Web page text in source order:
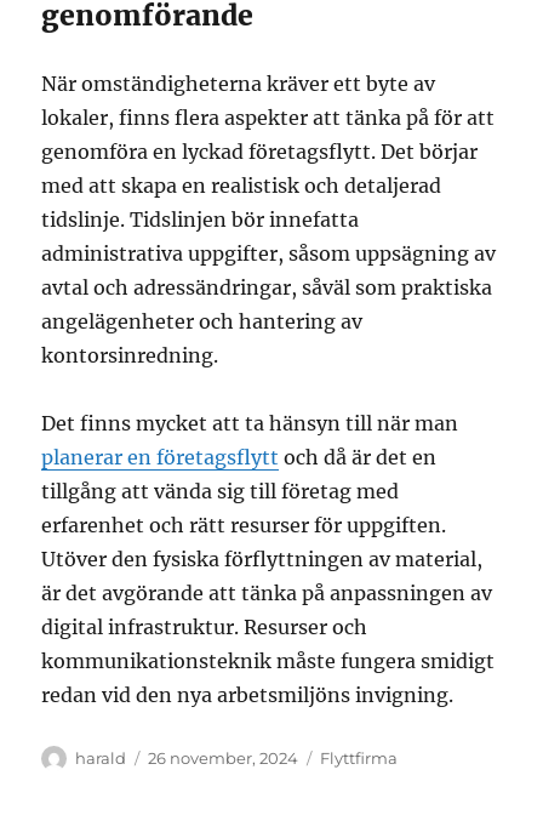
genomförande
När omständigheterna kräver ett byte av
lokaler, finns flera aspekter att tänka på för att
genomföra en lyckad företagsflytt. Det börjar
med att skapa en realistisk och detaljerad
tidslinje. Tidslinjen bör innefatta
administrativa uppgifter, såsom uppsägning av
avtal och adressändringar, såväl som praktiska
angelägenheter och hantering av
kontorsinredning.
Det finns mycket att ta hänsyn till när man
planerar en företagsflytt och då är det en
tillgång att vända sig till företag med
erfarenhet och rätt resurser för uppgiften.
Utöver den fysiska förflyttningen av material,
är det avgörande att tänka på anpassningen av
digital infrastruktur. Resurser och
kommunikationsteknik måste fungera smidigt
redan vid den nya arbetsmiljöns invigning.
Författare
harald
Publicerat
26 november, 2024 Kategorier
Flyttfirma